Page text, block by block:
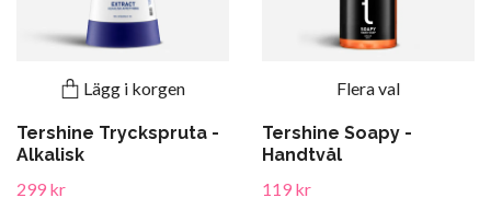
Lägg i korgen
Tershine Tryckspruta -
Alkalisk
299 kr
Flera val
Tershine Soapy -
Handtvål
119 kr